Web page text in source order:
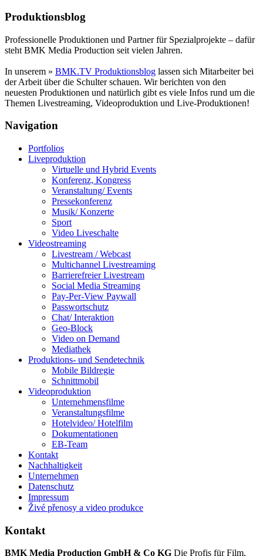
Produktionsblog
Professionelle Produktionen und Partner für Spezialprojekte – dafür
steht BMK Media Production seit vielen Jahren.
In unserem » BMK.TV Produktionsblog lassen sich Mitarbeiter bei
der Arbeit über die Schulter schauen. Wir berichten von den
neuesten Produktionen und natürlich gibt es viele Infos rund um die
Themen Livestreaming, Videoproduktion und Live-Produktionen!
Navigation
Portfolios
Liveproduktion
Virtuelle und Hybrid Events
Konferenz, Kongress
Veranstaltung/ Events
Pressekonferenz
Musik/ Konzerte
Sport
Video Liveschalte
Videostreaming
Livestream / Webcast
Multichannel Livestreaming
Barrierefreier Livestream
Social Media Streaming
Pay-Per-View Paywall
Passwortschutz
Chat/ Interaktion
Geo-Block
Video on Demand
Mediathek
Produktions- und Sendetechnik
Mobile Bildregie
Schnittmobil
Videoproduktion
Unternehmensfilme
Veranstaltungsfilme
Hotelvideo/ Hotelfilm
Dokumentationen
EB-Team
Kontakt
Nachhaltigkeit
Unternehmen
Datenschutz
Impressum
Živé přenosy a video produkce
Kontakt
BMK Media Production GmbH & Co KG Die Profis für Film,